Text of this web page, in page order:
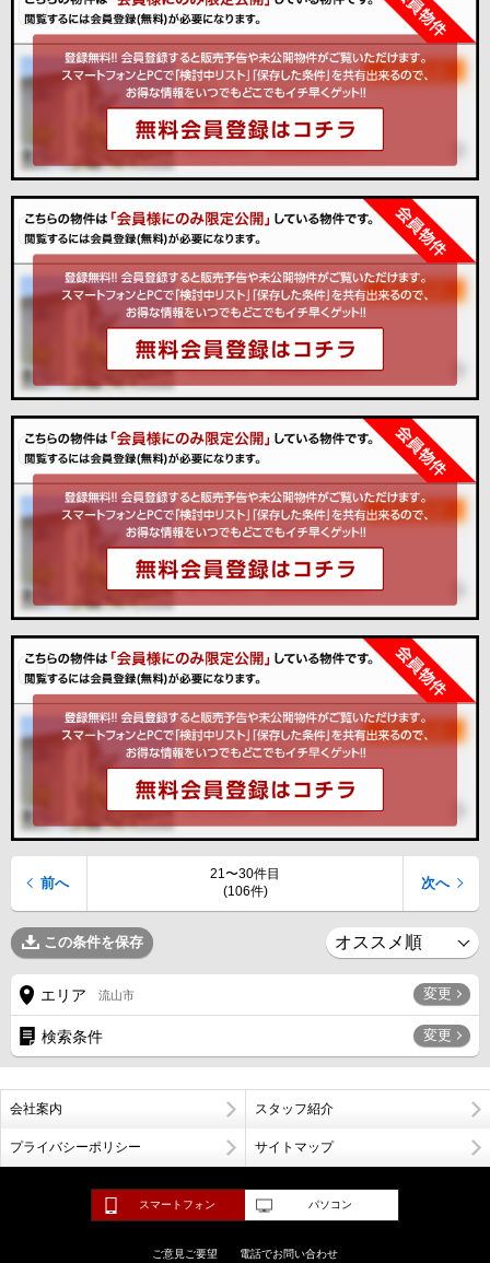
21〜30件目
(106件)
前へ 次へ
この条件を保存
エリア 流山市 変更
検索条件 変更
会社案内 スタッフ紹介
プライバシーポリシー サイトマップ
スマートフォン パソコン
ご意見ご要望 電話でお問い合わせ